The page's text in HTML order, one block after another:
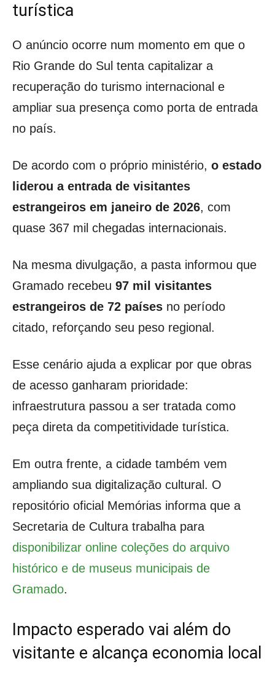
turística
O anúncio ocorre num momento em que o
Rio Grande do Sul tenta capitalizar a
recuperação do turismo internacional e
ampliar sua presença como porta de entrada
no país.
De acordo com o próprio ministério, o estado
liderou a entrada de visitantes
estrangeiros em janeiro de 2026, com
quase 367 mil chegadas internacionais.
Na mesma divulgação, a pasta informou que
Gramado recebeu 97 mil visitantes
estrangeiros de 72 países no período
citado, reforçando seu peso regional.
Esse cenário ajuda a explicar por que obras
de acesso ganharam prioridade:
infraestrutura passou a ser tratada como
peça direta da competitividade turística.
Em outra frente, a cidade também vem
ampliando sua digitalização cultural. O
repositório oficial Memórias informa que a
Secretaria de Cultura trabalha para
disponibilizar online coleções do arquivo
histórico e de museus municipais de
Gramado.
Impacto esperado vai além do
visitante e alcança economia local